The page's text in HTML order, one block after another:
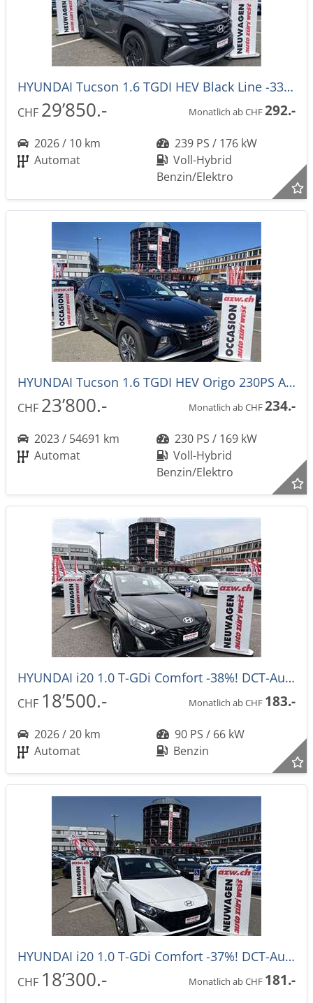
HYUNDAI Tucson 1.6 TGDI HEV Black Line -33%! Automat
CHF 29’850.- Monatlich ab CHF292.-
2026 / 10 km
239 PS / 176 kW
Automat
Voll-Hybrid
Benzin/Elektro
HYUNDAI Tucson 1.6 TGDI HEV Origo 230PS Automat
CHF 23’800.- Monatlich ab CHF234.-
2023 / 54691 km
230 PS / 169 kW
Automat
Voll-Hybrid
Benzin/Elektro
HYUNDAI i20 1.0 T-GDi Comfort -38%! DCT-Automat
CHF 18’500.- Monatlich ab CHF 183.-
2026 / 20 km
90 PS / 66 kW
Automat
Benzin
HYUNDAI i20 1.0 T-GDi Comfort -37%! DCT-Automat
CHF 18’300.- Monatlich ab CHF 181.-